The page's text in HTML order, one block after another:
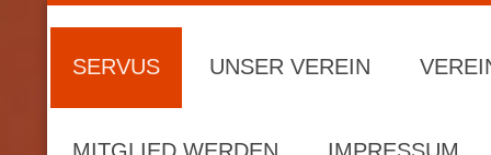
SERVUS UNSER VEREIN
MITGLIED WERDEN IMPRESSUM